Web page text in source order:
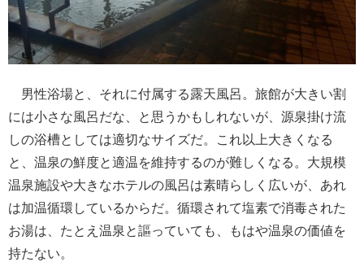
男性浴場と、それに付属する露天風呂。旅館が大きい割
には小さな風呂だな、と思うかもしれないが、源泉掛け流
しの浴槽としては適切なサイズだ。これ以上大きくなる
と、温泉の鮮度と適温を維持するのが難しくなる。大規模
温泉施設や大きなホテルの風呂は素晴らしく広いが、あれ
は加温循環しているからだ。循環されて塩素で消毒された
お湯は、たとえ温泉と謳っていても、もはや温泉の価値を
持たない。